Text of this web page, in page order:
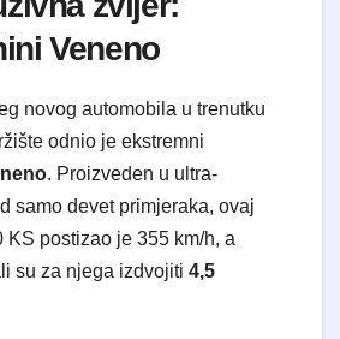
Veneno
novog automobila u trenutku
odnio je ekstremni
. Proizveden u ultra-
samo devet primjeraka, ovaj
KS postizao je 355 km/h, a
su za njega izdvojiti 4,5